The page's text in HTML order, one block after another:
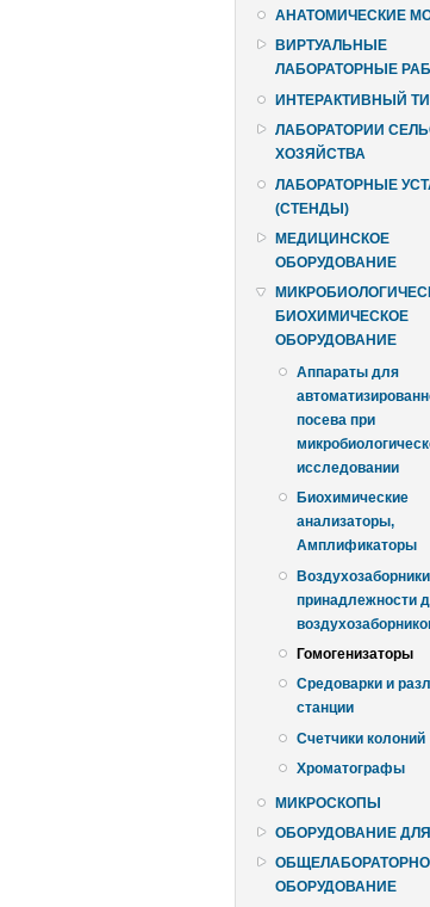
АНАТОМИЧЕСКИЕ
ВИРТУАЛЬНЫЕ
ЛАБОРАТОРНЫЕ
ИНТЕРАКТИВНЫЙ
ЛАБОРАТОРИИ
ХОЗЯЙСТВА
ЛАБОРАТОРНЫЕ
(СТЕНДЫ)
МЕДИЦИНСКОЕ
ОБОРУДОВАНИЕ
БИОХИМИЧЕСКОЕ
ОБОРУДОВАНИЕ
Аппараты для
посева при
исследовании
Биохимические
анализаторы,
Амплификаторы
принадлежности
Гомогенизаторы
Средоварки и
станции
Счетчики колоний
Хроматографы
МИКРОСКОПЫ
ОБОРУДОВАНИЕ
ОБОРУДОВАНИЕ